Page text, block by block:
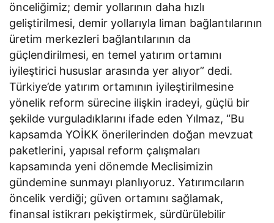
önceliğimiz; demir yollarının daha hızlı
geliştirilmesi, demir yollarıyla liman bağlantılarının
üretim merkezleri bağlantılarının da
güçlendirilmesi, en temel yatırım ortamını
iyileştirici hususlar arasında yer alıyor” dedi.
Türkiye’de yatırım ortamının iyileştirilmesine
yönelik reform sürecine ilişkin iradeyi, güçlü bir
şekilde vurguladıklarını ifade eden Yılmaz, “Bu
kapsamda YOİKK önerilerinden doğan mevzuat
paketlerini, yapısal reform çalışmaları
kapsamında yeni dönemde Meclisimizin
gündemine sunmayı planlıyoruz. Yatırımcıların
öncelik verdiği; güven ortamını sağlamak,
finansal istikrarı pekiştirmek, sürdürülebilir